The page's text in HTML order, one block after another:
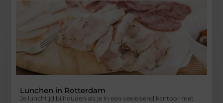
Lunchen in Rotterdam
Je lunchtijd bijhouden als je in een veeleisend kantoor met